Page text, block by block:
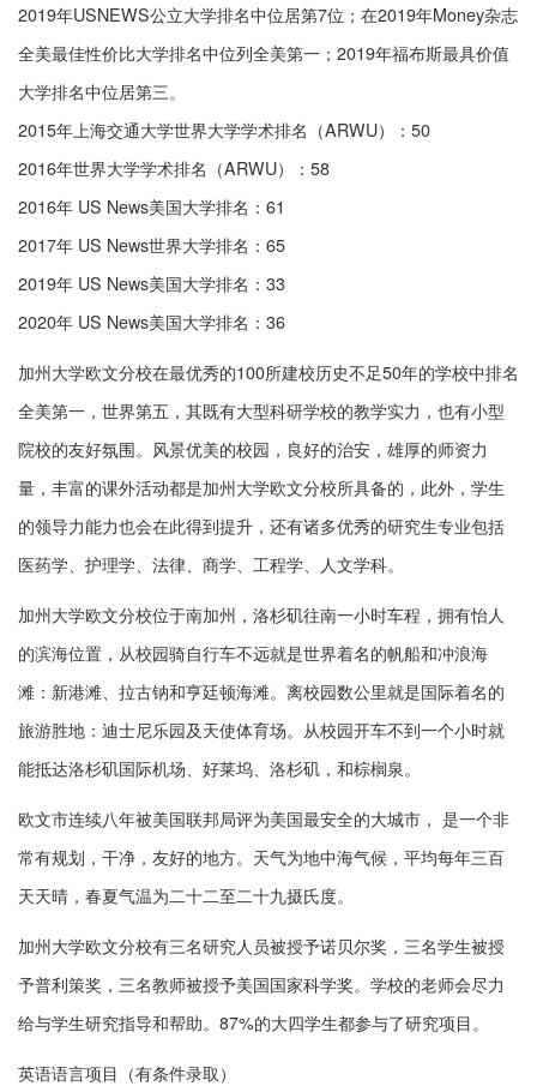
2019年USNEWS公立大学排名中位居第7位；在2019年Money杂志
全美最佳性价比大学排名中位列全美第一；2019年福布斯最具价值
大学排名中位居第三。
2015年上海交通大学世界大学学术排名（ARWU）：50
2016年世界大学学术排名（ARWU）：58
2016年 US News美国大学排名：61
2017年 US News世界大学排名：65
2019年 US News美国大学排名：33
2020年 US News美国大学排名：36
加州大学欧文分校在最优秀的100所建校历史不足50年的学校中排名
全美第一，世界第五，其既有大型科研学校的教学实力，也有小型
院校的友好氛围。风景优美的校园，良好的治安，雄厚的师资力
量，丰富的课外活动都是加州大学欧文分校所具备的，此外，学生
的领导力能力也会在此得到提升，还有诸多优秀的研究生专业包括
医药学、护理学、法律、商学、工程学、人文学科。
加州大学欧文分校位于南加州，洛杉矶往南一小时车程，拥有怡人
的滨海位置，从校园骑自行车不远就是世界着名的帆船和冲浪海
滩：新港滩、拉古钠和亨廷顿海滩。离校园数公里就是国际着名的
旅游胜地：迪士尼乐园及天使体育场。从校园开车不到一个小时就
能抵达洛杉矶国际机场、好莱坞、洛杉矶，和棕榈泉。
欧文市连续八年被美国联邦局评为美国最安全的大城市， 是一个非
常有规划，干净，友好的地方。天气为地中海气候，平均每年三百
天天晴，春夏气温为二十二至二十九摄氏度。
加州大学欧文分校有三名研究人员被授予诺贝尔奖，三名学生被授
予普利策奖，三名教师被授予美国国家科学奖。学校的老师会尽力
给与学生研究指导和帮助。87%的大四学生都参与了研究项目。
英语语言项目（有条件录取）